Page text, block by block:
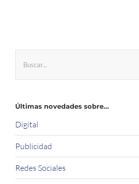
Últimas novedades sobre…
Digital
Publicidad
Redes Sociales